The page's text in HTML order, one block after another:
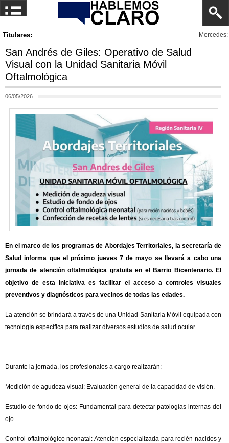
Titulares: Mercedes: Vacaciones de invierno 2026, una propuesta
San Andrés de Giles: Operativo de Salud
Visual con la Unidad Sanitaria Móvil
Oftalmológica
06/05/2026
En el marco de los programas de Abordajes Territoriales, la secretaría de
Salud informa que el próximo jueves 7 de mayo se llevará a cabo una
jornada de atención oftalmológica gratuita en el Barrio Bicentenario. El
objetivo de esta iniciativa es facilitar el acceso a controles visuales
preventivos y diagnósticos para vecinos de todas las edades.
La atención se brindará a través de una Unidad Sanitaria Móvil equipada con
tecnología específica para realizar diversos estudios de salud ocular.
Durante la jornada, los profesionales a cargo realizarán:
Medición de agudeza visual: Evaluación general de la capacidad de visión.
Estudio de fondo de ojos: Fundamental para detectar patologías internas del
ojo.
Control oftalmológico neonatal: Atención especializada para recién nacidos y